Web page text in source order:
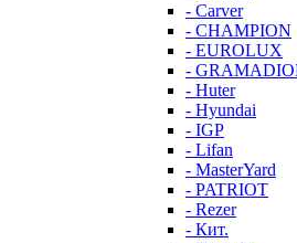
- Carver
- CHAMPION
- EUROLUX
-
- Huter
- Hyundai
- IGP
- Lifan
- MasterYard
- PATRIOT
- Rezer
- Кит.